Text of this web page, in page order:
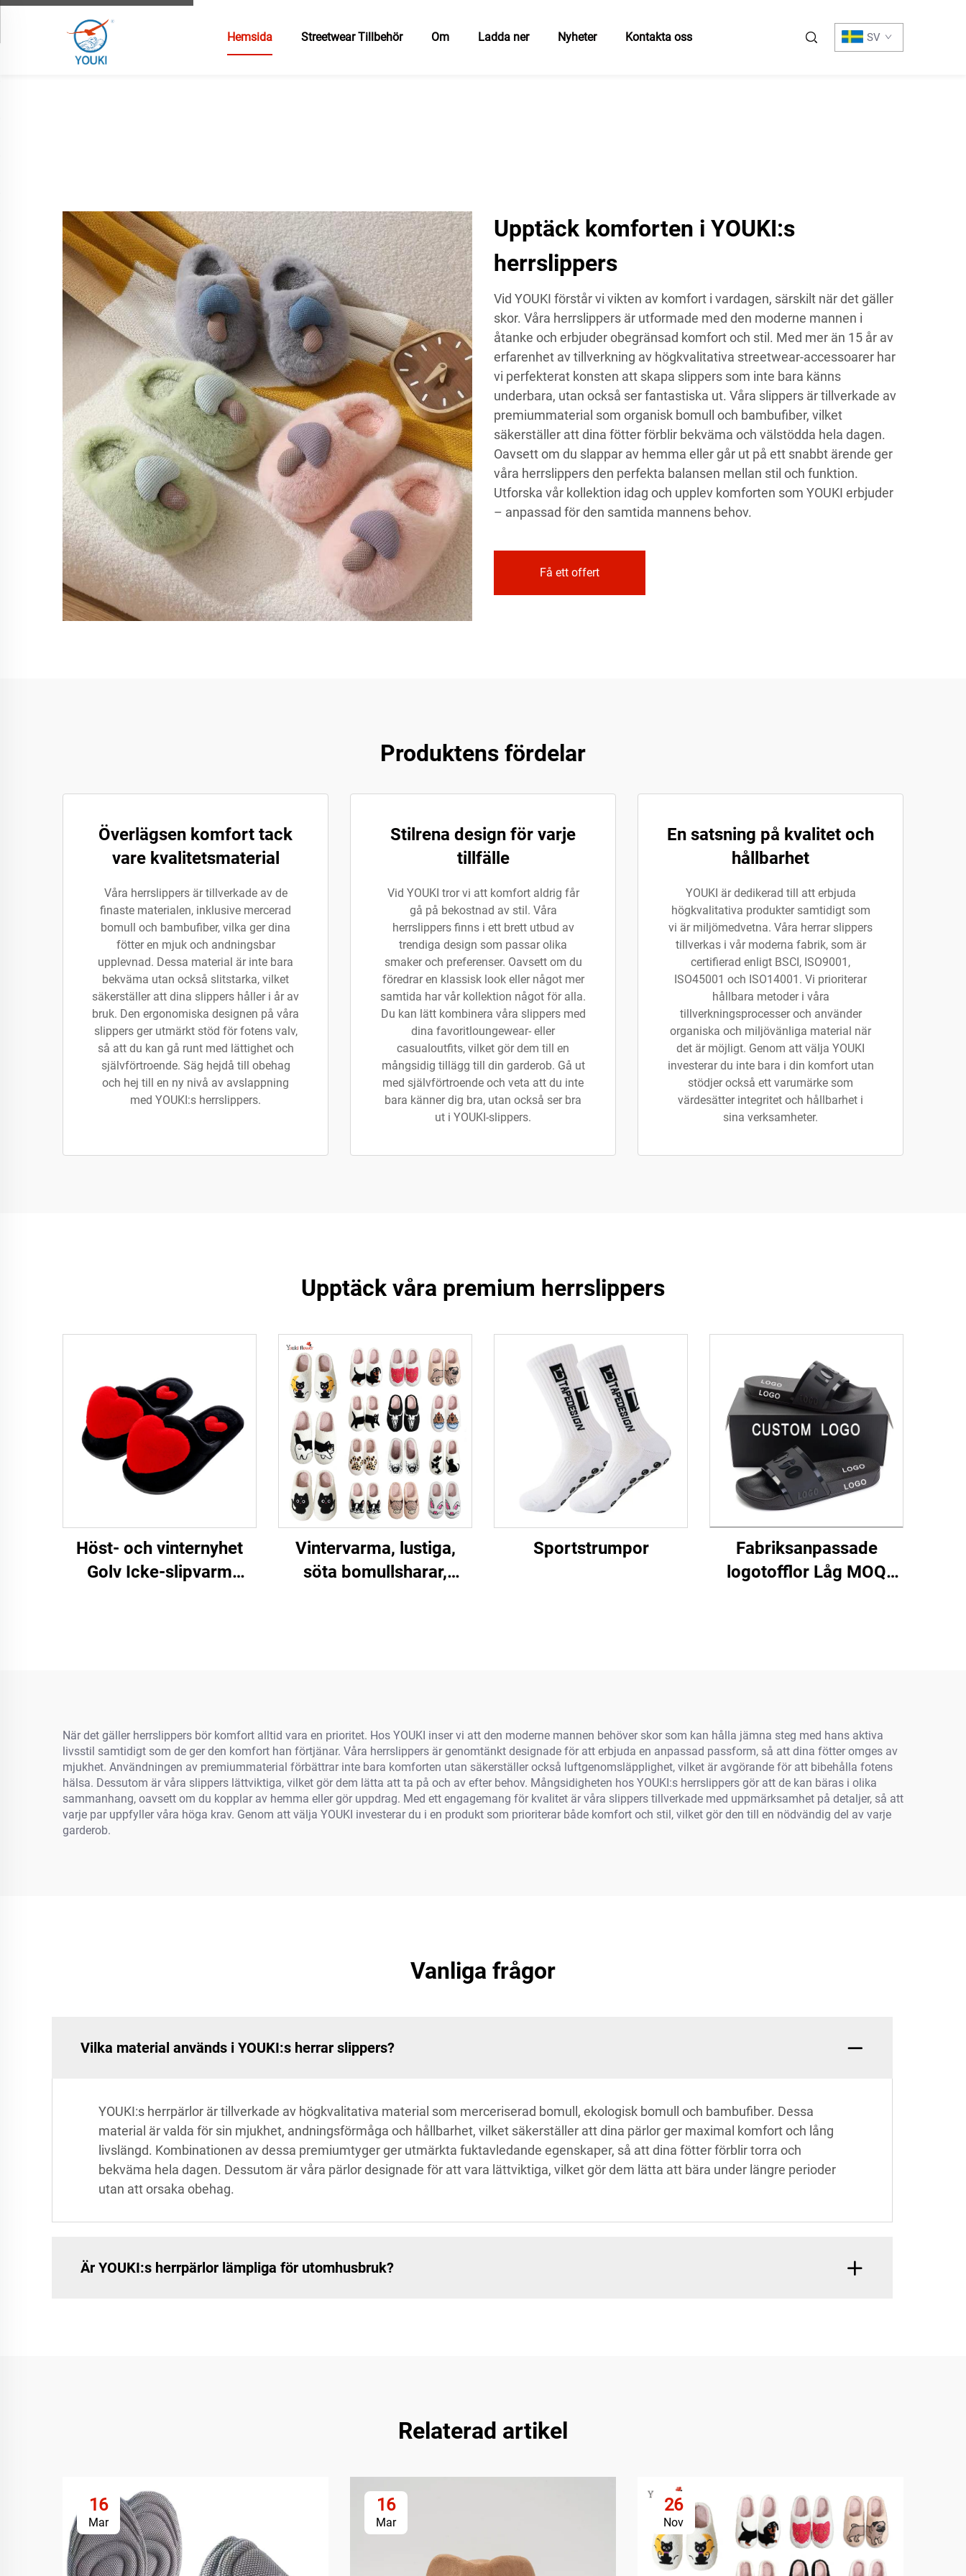
Hemsida Streetwear Tillbehör Om Ladda ner Nyheter Kontakta oss SV
Upptäck komforten i YOUKI:s
herrslippers
Vid YOUKI förstår vi vikten av komfort i vardagen, särskilt när det gäller
skor. Våra herrslippers är utformade med den moderne mannen i
åtanke och erbjuder obegränsad komfort och stil. Med mer än 15 år av
erfarenhet av tillverkning av högkvalitativa streetwear-accessoarer har
vi perfekterat konsten att skapa slippers som inte bara känns
underbara, utan också ser fantastiska ut. Våra slippers är tillverkade av
premiummaterial som organisk bomull och bambufiber, vilket
säkerställer att dina fötter förblir bekväma och välstödda hela dagen.
Oavsett om du slappar av hemma eller går ut på ett snabbt ärende ger
våra herrslippers den perfekta balansen mellan stil och funktion.
Utforska vår kollektion idag och upplev komforten som YOUKI erbjuder
– anpassad för den samtida mannens behov.
Få ett offert
Produktens fördelar
Överlägsen komfort tack
vare kvalitetsmaterial
Våra herrslippers är tillverkade av de
finaste materialen, inklusive mercerad
bomull och bambufiber, vilka ger dina
fötter en mjuk och andningsbar
upplevnad. Dessa material är inte bara
bekväma utan också slitstarka, vilket
säkerställer att dina slippers håller i år av
bruk. Den ergonomiska designen på våra
slippers ger utmärkt stöd för fotens valv,
så att du kan gå runt med lättighet och
självförtroende. Säg hejdå till obehag
och hej till en ny nivå av avslappning
med YOUKI:s herrslippers.
Stilrena design för varje
tillfälle
Vid YOUKI tror vi att komfort aldrig får
gå på bekostnad av stil. Våra
herrslippers finns i ett brett utbud av
trendiga design som passar olika
smaker och preferenser. Oavsett om du
föredrar en klassisk look eller något mer
samtida har vår kollektion något för alla.
Du kan lätt kombinera våra slippers med
dina favoritloungewear- eller
casualoutfits, vilket gör dem till en
mångsidig tillägg till din garderob. Gå ut
med självförtroende och veta att du inte
bara känner dig bra, utan också ser bra
ut i YOUKI-slippers.
En satsning på kvalitet och
hållbarhet
YOUKI är dedikerad till att erbjuda
högkvalitativa produkter samtidigt som
vi är miljömedvetna. Våra herrar slippers
tillverkas i vår moderna fabrik, som är
certifierad enligt BSCI, ISO9001,
ISO45001 och ISO14001. Vi prioriterar
hållbara metoder i våra
tillverkningsprocesser och använder
organiska och miljövänliga material när
det är möjligt. Genom att välja YOUKI
investerar du inte bara i din komfort utan
stödjer också ett varumärke som
värdesätter integritet och hållbarhet i
sina verksamheter.
Upptäck våra premium herrslippers
Höst- och vinternyhet
Golv Icke-slipvarm
Vintervarma, lustiga,
söta bomullsharar,
Sportstrumpor
Fabriksanpassade
logotofflor Låg MOQ
När det gäller herrslippers bör komfort alltid vara en prioritet. Hos YOUKI inser vi att den moderne mannen behöver skor som kan hålla jämna steg med hans aktiva
livsstil samtidigt som de ger den komfort han förtjänar. Våra herrslippers är genomtänkt designade för att erbjuda en anpassad passform, så att dina fötter omges av
mjukhet. Användningen av premiummaterial förbättrar inte bara komforten utan säkerställer också luftgenomsläpplighet, vilket är avgörande för att bibehålla fotens
hälsa. Dessutom är våra slippers lättviktiga, vilket gör dem lätta att ta på och av efter behov. Mångsidigheten hos YOUKI:s herrslippers gör att de kan bäras i olika
sammanhang, oavsett om du kopplar av hemma eller gör uppdrag. Med ett engagemang för kvalitet är våra slippers tillverkade med uppmärksamhet på detaljer, så att
varje par uppfyller våra höga krav. Genom att välja YOUKI investerar du i en produkt som prioriterar både komfort och stil, vilket gör den till en nödvändig del av varje
garderob.
Vanliga frågor
Vilka material används i YOUKI:s herrar slippers?
YOUKI:s herrpärlor är tillverkade av högkvalitativa material som merceriserad bomull, ekologisk bomull och bambufiber. Dessa
material är valda för sin mjukhet, andningsförmåga och hållbarhet, vilket säkerställer att dina pärlor ger maximal komfort och lång
livslängd. Kombinationen av dessa premiumtyger ger utmärkta fuktavledande egenskaper, så att dina fötter förblir torra och
bekväma hela dagen. Dessutom är våra pärlor designade för att vara lättviktiga, vilket gör dem lätta att bära under längre perioder
utan att orsaka obehag.
Är YOUKI:s herrpärlor lämpliga för utomhusbruk?
Relaterad artikel
16
Mar
16
Mar
26
Nov